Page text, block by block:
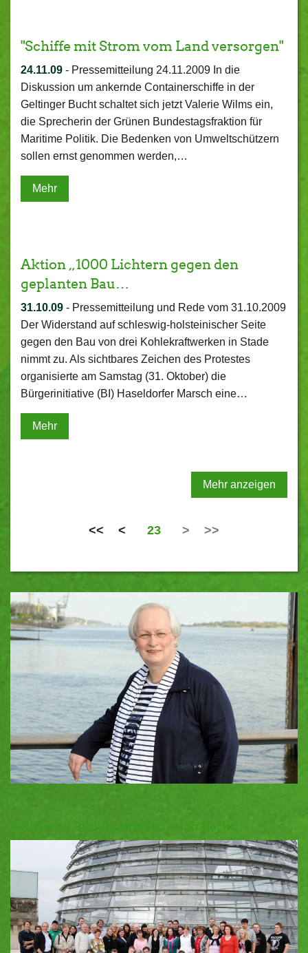
"Schiffe mit Strom vom Land versorgen"
24.11.09 - Pressemitteilung 24.11.2009 In die
Diskussion um ankernde Containerschiffe in der
Geltinger Bucht schaltet sich jetzt Valerie Wilms ein,
die Sprecherin der Grünen Bundestagsfraktion für
Maritime Politik. Die Bedenken von Umweltschützern
sollen ernst genommen werden,…
Mehr
Aktion „1000 Lichtern gegen den
geplanten Bau…
31.10.09 - Pressemitteilung und Rede vom 31.10.2009
Der Widerstand auf schleswig-holsteinischer Seite
gegen den Bau von drei Kohlekraftwerken in Stade
nimmt zu. Als sichtbares Zeichen des Protestes
organisierte am Samstag (31. Oktober) die
Bürgerinitiative (BI) Haseldorfer Marsch eine…
Mehr
Mehr anzeigen
<< < 23 > >>
Politische Bildungsreisen nach Berlin